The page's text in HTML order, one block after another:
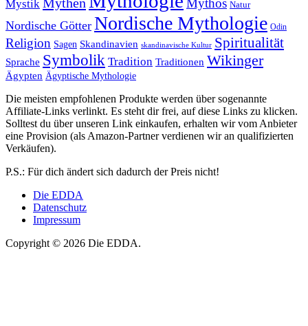
Mystik Natur
Nordische Götter Nordische Mythologie Odin
Religion Sagen Skandinavien skandinavische Kultur Spiritualität
Sprache Symbolik Tradition Traditionen Wikinger
Ägypten Ägyptische Mythologie
Die meisten empfohlenen Produkte werden über sogenannte
Affiliate-Links verlinkt. Es steht dir frei, auf diese Links zu klicken.
Solltest du über unseren Link einkaufen, erhalten wir vom Anbieter
eine Provision (als Amazon-Partner verdienen wir an qualifizierten
Verkäufen).
P.S.: Für dich ändert sich dadurch der Preis nicht!
Die EDDA
Datenschutz
Impressum
Copyright © 2026 Die EDDA.